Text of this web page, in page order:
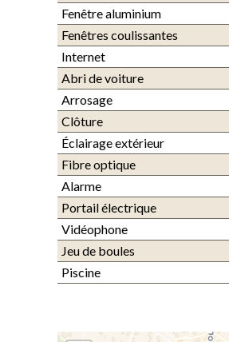
Fenêtre aluminium
Fenêtres coulissantes
Internet
Abri de voiture
Arrosage
Clôture
Éclairage extérieur
Fibre optique
Alarme
Portail électrique
Vidéophone
Jeu de boules
Piscine